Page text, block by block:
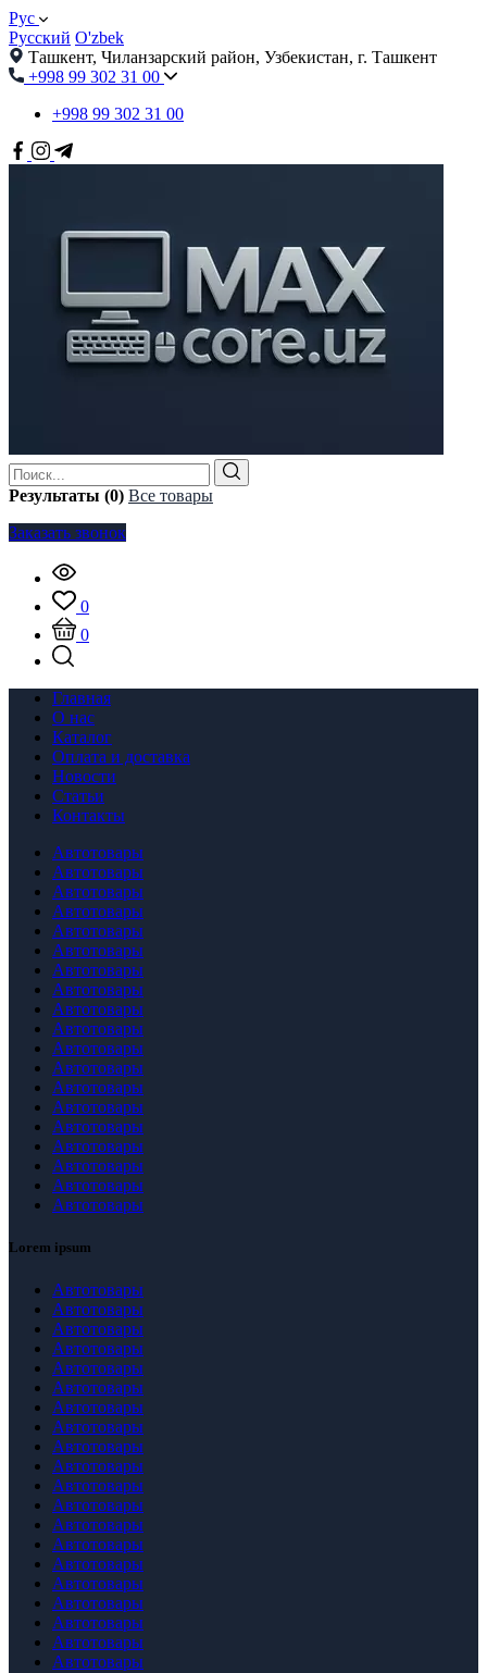
Рус
Русский O'zbek
Ташкент, Чиланзарский район, Узбекистан, г. Ташкент
+998 99 302 31 00
+998 99 302 31 00
Результаты (0) Все товары
Заказать звонок
0
0
Главная
О нас
Каталог
Оплата и доставка
Новости
Статьи
Контакты
Автотовары
Автотовары
Автотовары
Автотовары
Автотовары
Автотовары
Автотовары
Автотовары
Автотовары
Автотовары
Автотовары
Автотовары
Автотовары
Автотовары
Автотовары
Автотовары
Автотовары
Автотовары
Автотовары
Lorem ipsum
Автотовары
Автотовары
Автотовары
Автотовары
Автотовары
Автотовары
Автотовары
Автотовары
Автотовары
Автотовары
Автотовары
Автотовары
Автотовары
Автотовары
Автотовары
Автотовары
Автотовары
Автотовары
Автотовары
Автотовары